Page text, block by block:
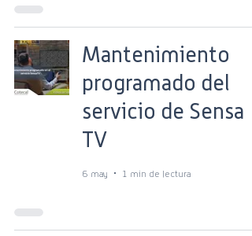
Mantenimiento
programado del
servicio de Sensa
TV
6 may 1 min de lectura